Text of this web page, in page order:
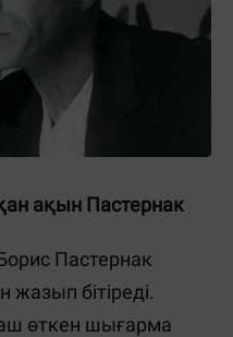
ақын Пастернак
Пастернак
бітіреді.
өткен шығарма